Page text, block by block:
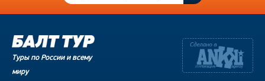
Туры по России и всему
миру